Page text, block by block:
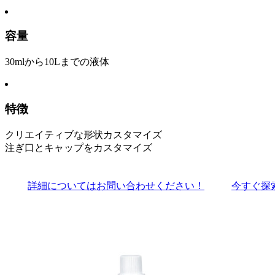
容量
30mlから10Lまでの液体
特徴
クリエイティブな形状カスタマイズ
注ぎ口とキャップをカスタマイズ
詳細についてはお問い合わせください！ 今すぐ探